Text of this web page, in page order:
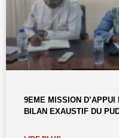
9EME MISSION
BILAN EXAUSTIF DU